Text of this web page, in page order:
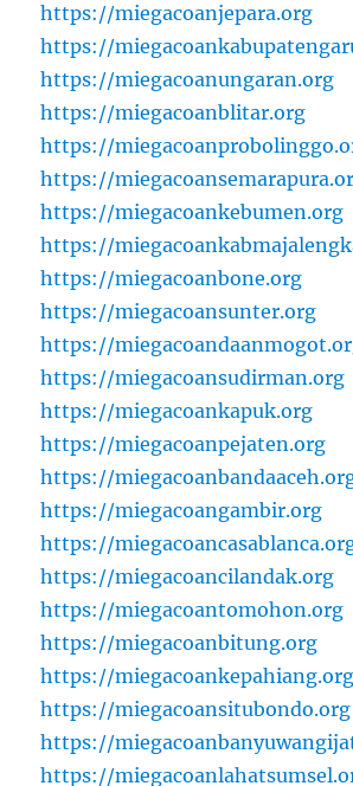
https://miegacoanjepara.org
https://
https://miegacoanungaran.org
https://miegacoanblitar.org
https://
https://
https://miegacoankebumen.org
https://
https://miegacoanbone.org
https://miegacoansunter.org
https://
https://miegacoansudirman.org
https://miegacoankapuk.org
https://miegacoanpejaten.org
https://
https://miegacoangambir.org
https://
https://miegacoancilandak.org
https://miegacoantomohon.org
https://miegacoanbitung.org
https://miegacoankepahiang.org
https://miegacoansitubondo.org
https://
https://